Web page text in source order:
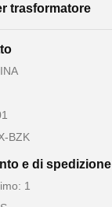
trasformatore
BZK
e di spedizione
1